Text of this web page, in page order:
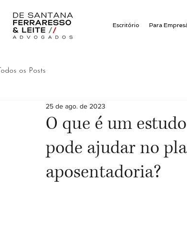
Escritório Para
Todos os Posts
O que é um
pode ajudar no
aposentadoria?
25 de ago. de 2023